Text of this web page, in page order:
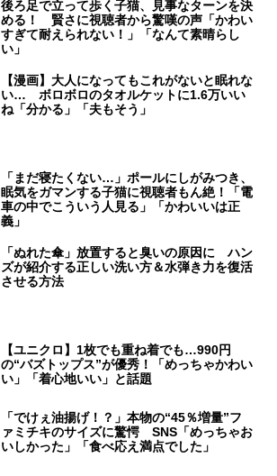
後ろ足で立って歩く子猫、見事なターンを決
める！ 賢さに視聴者から驚嘆の声「かわい
すぎて耐えられない！」「なんて素晴らし
い」
【漫画】大人になってもこれがないと眠れな
い… ボロボロのタオルケットに1.6万いい
ね「分かる」「夫もそう」
「まだ寝たくない…」ポールにしがみつき、
眠気をガマンする子猫に視聴者もん絶！「電
車の中でこういう人見る」「かわいいは正
義」
「ぬれた傘」放置すると臭いの原因に ハン
ズが紹介する正しい洗い方＆水弾き力を復活
させる方法
【ユニクロ】1枚でも重ね着でも…990円
の“バズトップス”が優秀！「めっちゃかわい
い」「着心地いい」と話題
「でけぇ油揚げ！？」本物の“45％増量”フ
ァミチキのサイズに驚愕 SNS「めっちゃお
いしかった」「食べ応え満点でした」